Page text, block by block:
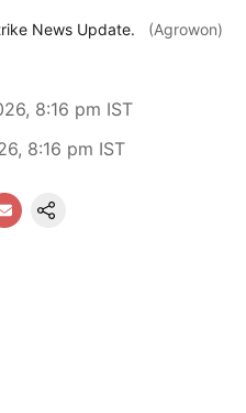
News Update. (Agrowon)
8:16 pm IST
8:16 pm IST